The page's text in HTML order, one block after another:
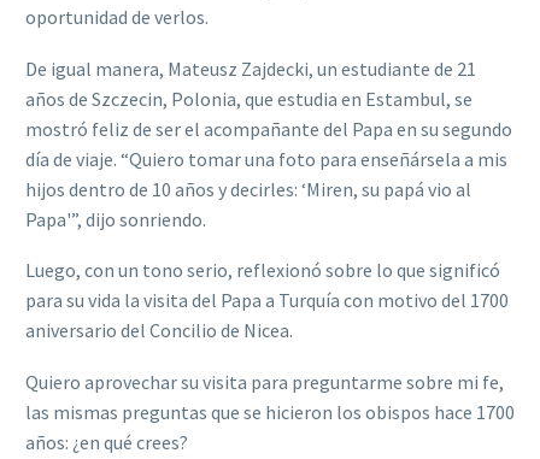
oportunidad de verlos.
De igual manera, Mateusz Zajdecki, un estudiante de 21
años de Szczecin, Polonia, que estudia en Estambul, se
mostró feliz de ser el acompañante del Papa en su segundo
día de viaje. “Quiero tomar una foto para enseñársela a mis
hijos dentro de 10 años y decirles: ‘Miren, su papá vio al
Papa'”, dijo sonriendo.
Luego, con un tono serio, reflexionó sobre lo que significó
para su vida la visita del Papa a Turquía con motivo del 1700
aniversario del Concilio de Nicea.
Quiero aprovechar su visita para preguntarme sobre mi fe,
las mismas preguntas que se hicieron los obispos hace 1700
años: ¿en qué crees?